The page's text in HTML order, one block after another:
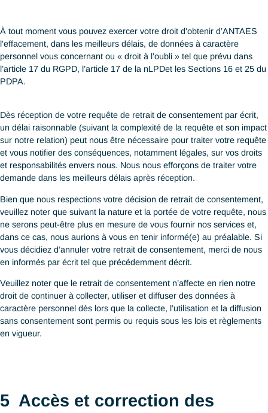
4 Retrait de votre
consentement
Votre consentement à la collecte, utilisation et diffusion de vos
par écrit de suppression. À tout moment, vous pouvez retirer
consentement et demander que nous cessions d’utiliser et/ ou
vos données personnelles à toutes fins et utilisations
dans cette notice en soumettant votre demande par écrit ou
à nos Délégués à la Protection des Données Personnelles
Suisse ou à Singapour dont les données de contact sont
ci-dessous.
ANTAES Consulting SA.
DPO
1213 Petit-Lancy
Suisse
Std: +41022 560 72 72
ANTAES Asia Pte. Ltd.
Singapore 018989
M: +65 9640 8053
F: +65 6990 9585
À tout moment vous pouvez exercer votre droit d'obtenir
l'effacement, dans les meilleurs délais, de données à caractère